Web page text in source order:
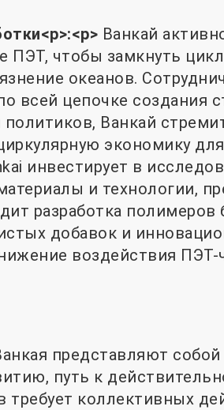
<р>:<р> Ванкай
ПЭТ, чтобы замкнуть
океанов.
всей цепочке создания
политиков, Ванкай
экономику
инвестирует в
и технологии,
разработка полимеров
добавок и
воздействия ПЭТ-
представляют
путь к
коллективных